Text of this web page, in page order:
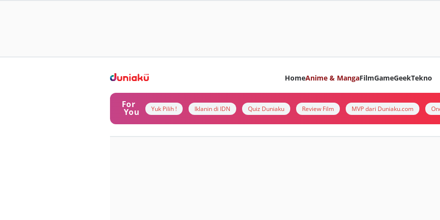
HomeAnime & MangaFilmGameGeekTekno
For
You Yuk Pilih ! Iklanin di IDN Quiz Duniaku Review Film MVP dari Duniaku.com